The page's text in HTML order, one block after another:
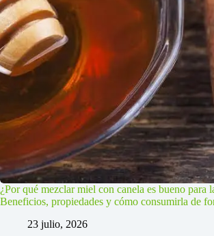
¿Por qué mezclar miel con canela es bueno para
Beneficios, propiedades y cómo consumirla de
23 julio, 2026